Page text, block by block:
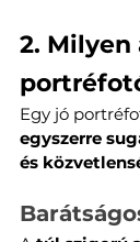
2. Milyen
Egy jó
egyszerre
és